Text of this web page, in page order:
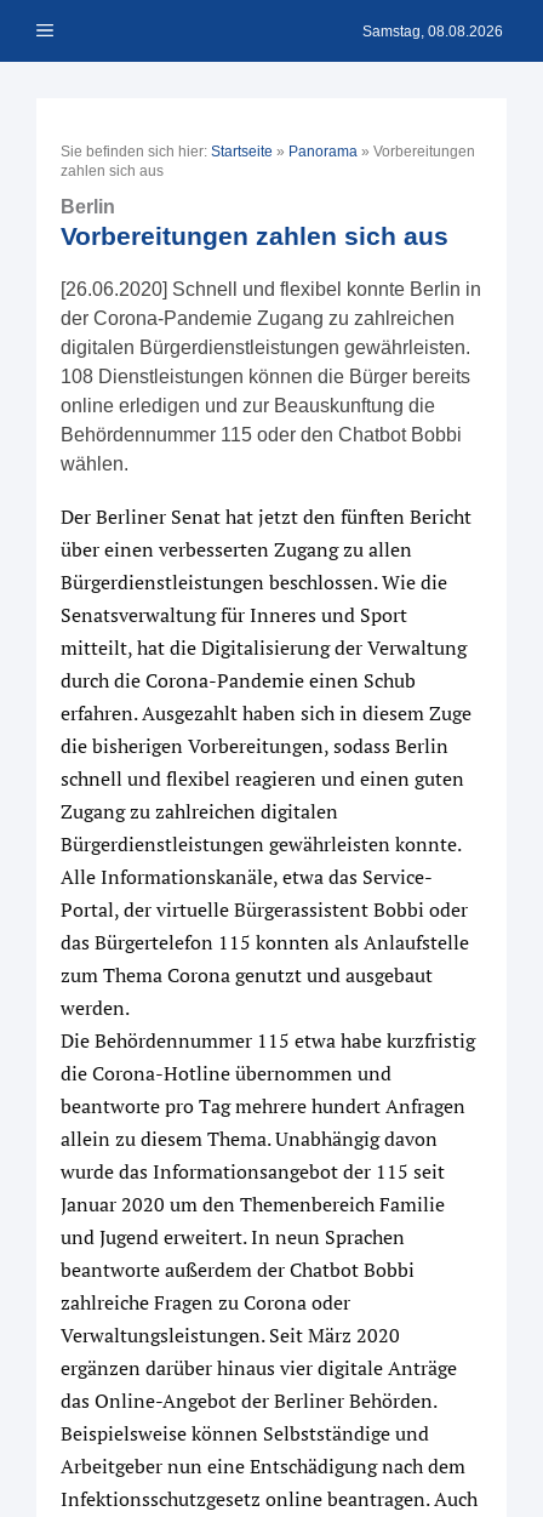
Inhalt Menü Samstag, 08.08.2026
Sie befinden sich hier: Startseite » Panorama » Vorbereitungen
zahlen sich aus
Berlin
Vorbereitungen zahlen sich aus
[26.06.2020] Schnell und flexibel konnte Berlin in
der Corona-Pandemie Zugang zu zahlreichen
digitalen Bürgerdienstleistungen gewährleisten.
108 Dienstleistungen können die Bürger bereits
online erledigen und zur Beauskunftung die
Behördennummer 115 oder den Chatbot Bobbi
wählen.
Der Berliner Senat hat jetzt den fünften Bericht
über einen verbesserten Zugang zu allen
Bürgerdienstleistungen beschlossen. Wie die
Senatsverwaltung für Inneres und Sport
mitteilt, hat die Digitalisierung der Verwaltung
durch die Corona-Pandemie einen Schub
erfahren. Ausgezahlt haben sich in diesem Zuge
die bisherigen Vorbereitungen, sodass Berlin
schnell und flexibel reagieren und einen guten
Zugang zu zahlreichen digitalen
Bürgerdienstleistungen gewährleisten konnte.
Alle Informationskanäle, etwa das Service-
Portal, der virtuelle Bürgerassistent Bobbi oder
das Bürgertelefon 115 konnten als Anlaufstelle
zum Thema Corona genutzt und ausgebaut
werden.
Die Behördennummer 115 etwa habe kurzfristig
die Corona-Hotline übernommen und
beantworte pro Tag mehrere hundert Anfragen
allein zu diesem Thema. Unabhängig davon
wurde das Informationsangebot der 115 seit
Januar 2020 um den Themenbereich Familie
und Jugend erweitert. In neun Sprachen
beantworte außerdem der Chatbot Bobbi
zahlreiche Fragen zu Corona oder
Verwaltungsleistungen. Seit März 2020
ergänzen darüber hinaus vier digitale Anträge
das Online-Angebot der Berliner Behörden.
Beispielsweise können Selbstständige und
Arbeitgeber nun eine Entschädigung nach dem
Infektionsschutzgesetz online beantragen. Auch